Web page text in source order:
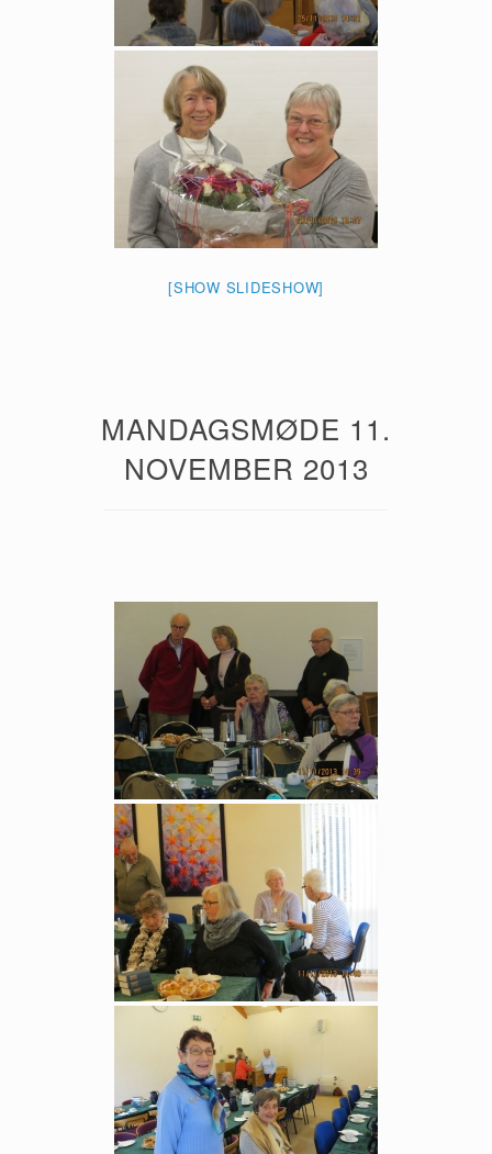
[SHOW SLIDESHOW]
MANDAGSMØDE 11.
NOVEMBER 2013